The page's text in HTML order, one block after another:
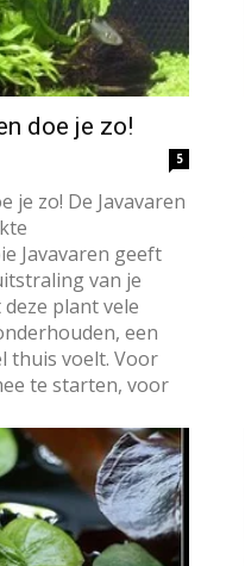
doe je zo!
5
Javavaren geeft
van je
plant vele
een
voelt. Voor
te starten, voor